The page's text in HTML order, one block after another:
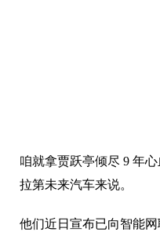
咱就拿贾跃亭倾尽 9 年
拉第未来汽车来说。
他们近日宣布已向智能